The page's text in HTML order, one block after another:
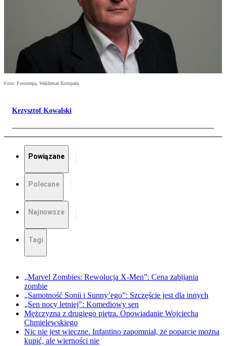
Foto: Fotorzepa, Waldemar Kompała
Krzysztof Kowalski
Powiązane
Polecane
Najnowsze
Tagi
„Marvel Zombies: Rewolucja X-Men”: Cena zabijania
zombie
„Samotność Sonii i Sunny’ego”: Szczęście jest dla innych
„Sen nocy letniej”: Komediowy sen
Mężczyzna z drugiego piętra. Opowiadanie Wojciecha
Chmielewskiego
Nic nie jest wieczne. Infantino zapomniał, że poparcie można
kupić, ale wierności nie